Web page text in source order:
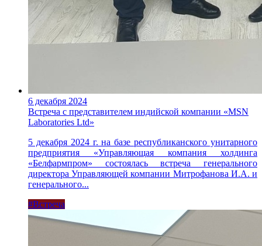
6 декабря 2024
Встреча с представителем индийской компании «MSN
Laboratories Ltd»
5 декабря 2024 г. на базе республиканского унитарного
предприятия «Управляющая компания холдинга
«Белфармпром» состоялась встреча генерального
директора Управляющей компании Митрофанова И.А. и
генерального...
#Встреча